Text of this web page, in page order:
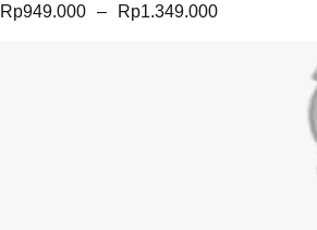
Rp949.000 – Rp1.349.000